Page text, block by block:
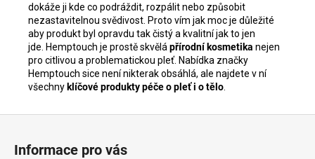
dokáže ji kde co podráždit, rozpálit nebo způsobit
nezastavitelnou svědivost. Proto vím jak moc je důležité
aby produkt byl opravdu tak čistý a kvalitní jak to jen
jde. Hemptouch je prostě skvělá přírodní kosmetika nejen
pro citlivou a problematickou pleť. Nabídka značky
Hemptouch sice není nikterak obsáhlá, ale najdete v ní
všechny klíčové produkty péče o pleť i o tělo
Informace pro vás